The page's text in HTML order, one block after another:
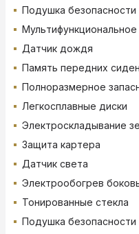
Подушка
Датчик дождя
Память передних
Полноразмерное
Легкосплавные диски
Электроскладывание
Защита картера
Датчик света
Электрообогрев
Тонированные стекла
Подушка безопасности